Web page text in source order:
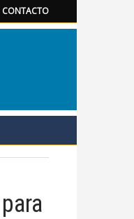
CONTACTO